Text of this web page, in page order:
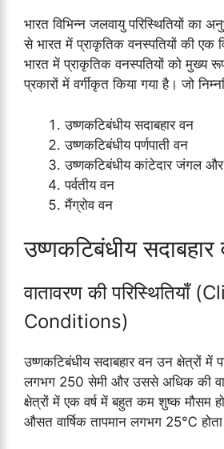
भारत विभिन्न जलवायु परिस्थितियों का
से भारत में प्राकृतिक वनस्पतियों की एक
भारत में प्राकृतिक वनस्पतियों को
प्रकारों में वर्गीकृत किया गया है। जो
उष्णकटिबंधीय सदाबहार वन
उष्णकटिबंधीय पर्णपाती वन
उष्णकटिबंधीय कांटेदार जंगल और
पर्वतीय वन
मैंग्रोव वन
उष्णकटिबंधीय सदाबहार
वातावरण की परिस्थितियाँ
Conditions)
उष्णकटिबंधीय सदाबहार वन उन क्षेत्रों में
लगभग 250 सेमी और उससे अधिक की
क्षेत्रों में एक वर्ष में बहुत कम शुष्क मौसम
औसत वार्षिक तापमान लगभग 25℃